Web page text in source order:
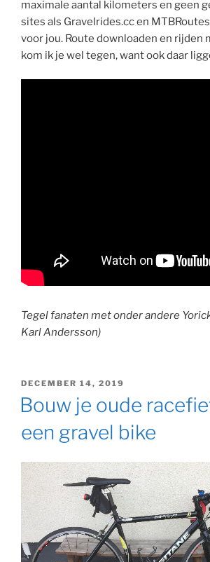
maximale aantal kilometers en geen
sites als Gravelrides.cc en
voor jou. Route downloaden en rijden
kom ik je wel tegen, want ook daar
Tegel fanaten met onder andere
Karl Andersson)
GEPLAATST
OP
DECEMBER 14, 2019
Bouw je oude
een gravel bike